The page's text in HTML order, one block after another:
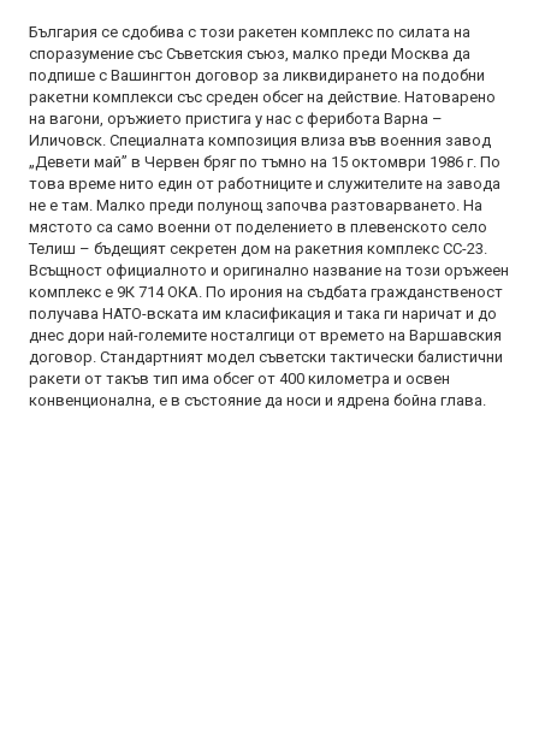
България се сдобива с този ракетен комплекс по силата на
споразумение със Съветския съюз, малко преди Москва да
подпише с Вашингтон договор за ликвидирането на подобни
ракетни комплекси със среден обсег на действие. Натоварено
на вагони, оръжието пристига у нас с ферибота Варна –
Иличовск. Специалната композиция влиза във военния завод
„Девети май” в Червен бряг по тъмно на 15 октомври 1986 г. По
това време нито един от работниците и служителите на завода
не е там. Малко преди полунощ започва разтоварването. На
мястото са само военни от поделението в плевенското село
Телиш – бъдещият секретен дом на ракетния комплекс СС-23.
Всъщност официалното и оригинално название на този оръжеен
комплекс е 9К 714 ОКА. По ирония на съдбата гражданственост
получава НАТО-вската им класификация и така ги наричат и до
днес дори най-големите носталгици от времето на Варшавския
договор. Стандартният модел съветски тактически балистични
ракети от такъв тип има обсег от 400 километра и освен
конвенционална, е в състояние да носи и ядрена бойна глава.